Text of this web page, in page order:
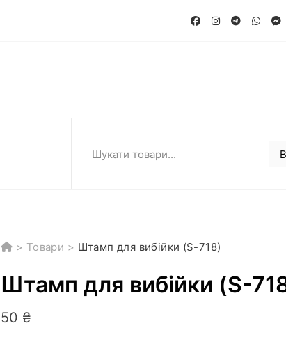
> Товари > Штамп для вибійки (S-718)
Штамп для вибійки (S-
50 ₴